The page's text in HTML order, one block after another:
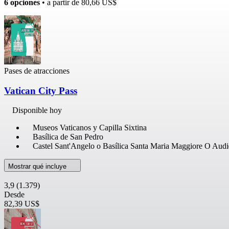
6 opciones • a partir de 80,66 US$
Pases de atracciones
Vatican City Pass
Disponible hoy
Museos Vaticanos y Capilla Sixtina
Basílica de San Pedro
Castel Sant'Angelo o Basílica Santa Maria Maggiore O
Mostrar qué incluye
3,9 (1.379)
Desde
82,39 US$